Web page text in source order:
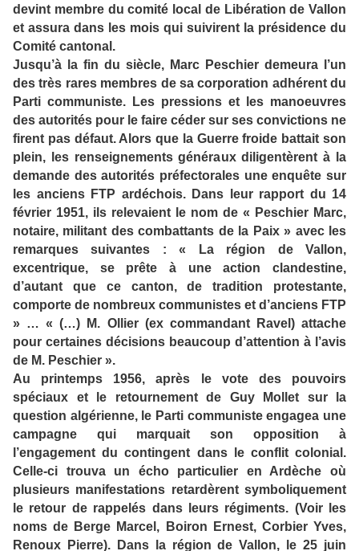
devint membre du comité local de Libération de Vallon
et assura dans les mois qui suivirent la présidence du
Comité cantonal.
Jusqu’à la fin du siècle, Marc Peschier demeura l’un
des très rares membres de sa corporation adhérent du
Parti communiste. Les pressions et les manoeuvres
des autorités pour le faire céder sur ses convictions ne
firent pas défaut. Alors que la Guerre froide battait son
plein, les renseignements généraux diligentèrent à la
demande des autorités préfectorales une enquête sur
les anciens FTP ardéchois. Dans leur rapport du 14
février 1951, ils relevaient le nom de « Peschier Marc,
notaire, militant des combattants de la Paix » avec les
remarques suivantes : « La région de Vallon,
excentrique, se prête à une action clandestine,
d’autant que ce canton, de tradition protestante,
comporte de nombreux communistes et d’anciens FTP
» … « (…) M. Ollier (ex commandant Ravel) attache
pour certaines décisions beaucoup d’attention à l’avis
de M. Peschier ».
Au printemps 1956, après le vote des pouvoirs
spéciaux et le retournement de Guy Mollet sur la
question algérienne, le Parti communiste engagea une
campagne qui marquait son opposition à
l’engagement du contingent dans le conflit colonial.
Celle-ci trouva un écho particulier en Ardèche où
plusieurs manifestations retardèrent symboliquement
le retour de rappelés dans leurs régiments. (Voir les
noms de Berge Marcel, Boiron Ernest, Corbier Yves,
Renoux Pierre). Dans la région de Vallon, le 25 juin